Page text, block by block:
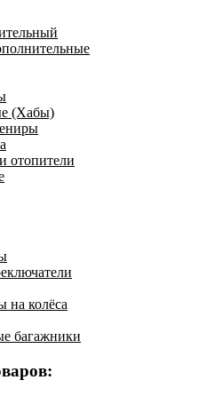
(Хабы)
отопители
на колёса
багажники